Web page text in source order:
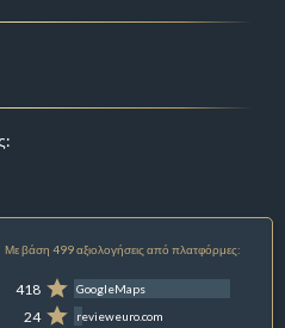
Με βάση 499 αξιολογήσεις από πλατφόρμες:
418 GoogleMaps
24 revieweuro.com